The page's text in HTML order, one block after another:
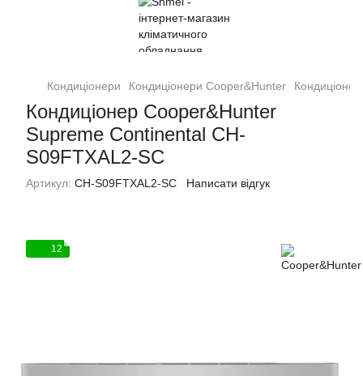
Кондиціонери Кондиціонери Cooper&Hunter
Кондиціонер Cooper&Hunter
Supreme Continental CH-
S09FTXAL2-SC
Артикул: CH-S09FTXAL2-SC Написати відгук
12